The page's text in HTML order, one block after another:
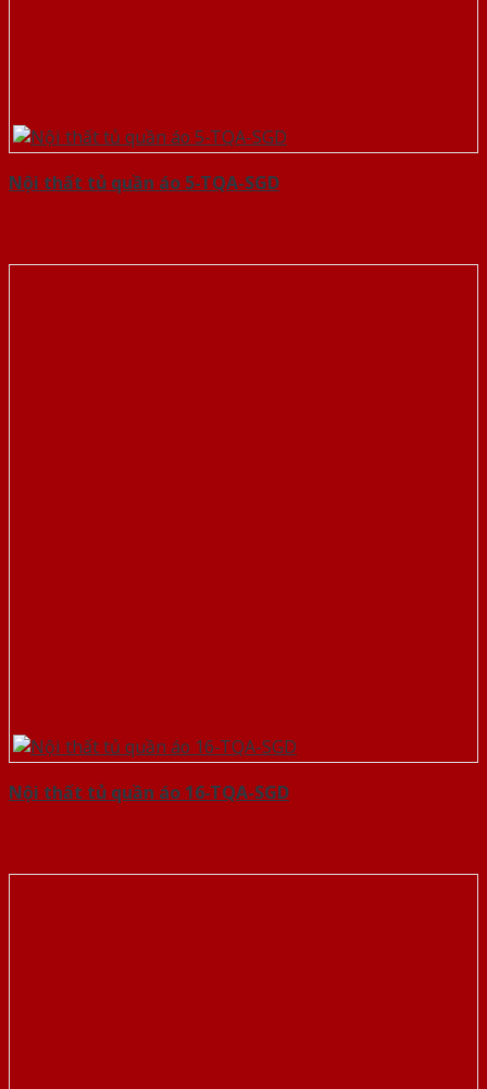
Nội thất tủ quần áo 5-TQA-SGD
Nội thất tủ quần áo 16-TQA-SGD